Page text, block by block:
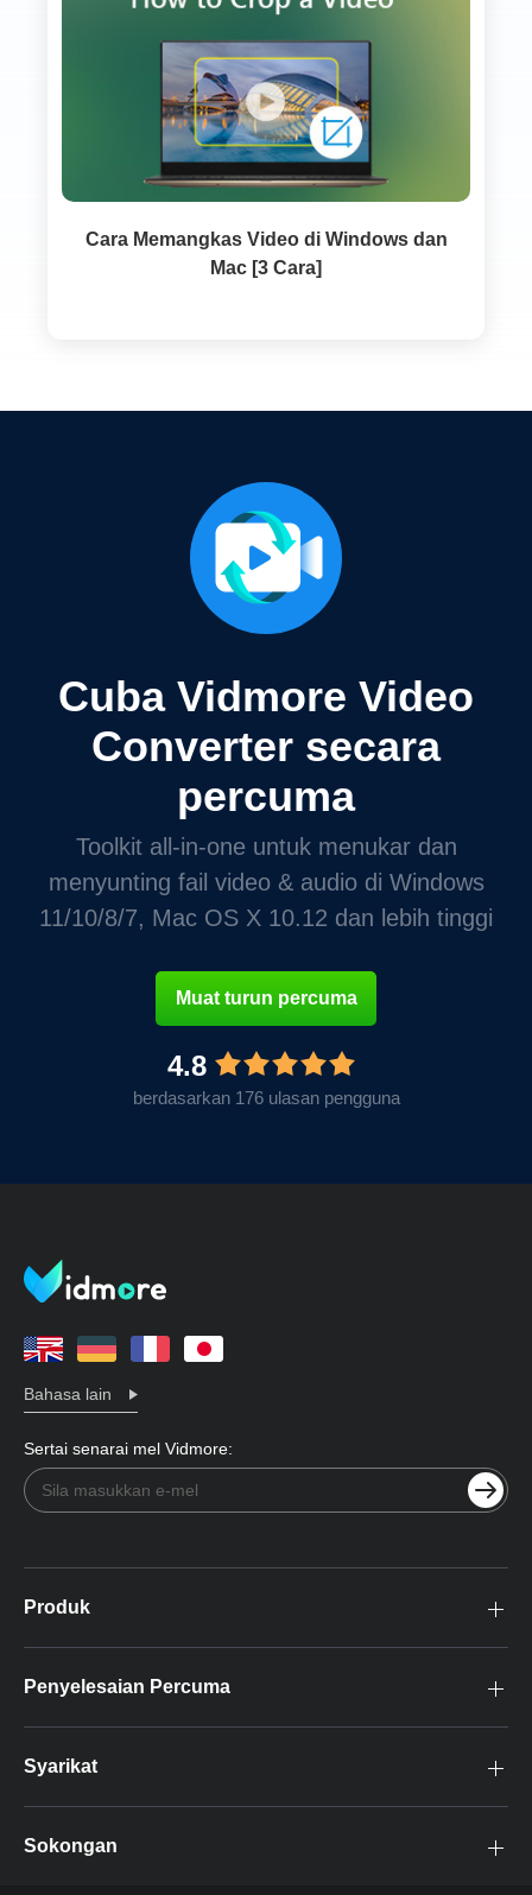
Cara Memangkas Video di Windows dan
Mac [3 Cara]
Cuba Vidmore Video
Converter secara
percuma
Toolkit all-in-one untuk menukar dan
menyunting fail video & audio di Windows
11/10/8/7, Mac OS X 10.12 dan lebih tinggi
Muat turun percuma
4.8
berdasarkan 176 ulasan pengguna
Bahasa lain
Sertai senarai mel Vidmore:
Produk
Penyelesaian Percuma
Syarikat
Sokongan